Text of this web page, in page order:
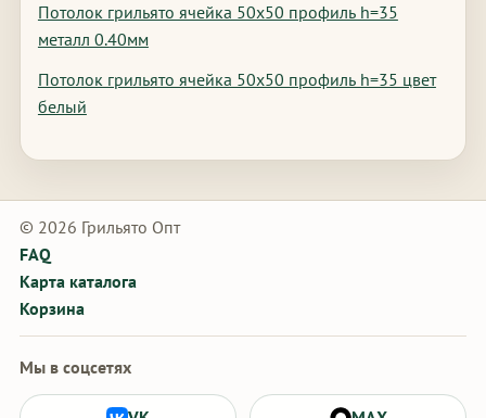
Потолок грильято ячейка 50х50 профиль h=35
металл 0.40мм
Потолок грильято ячейка 50х50 профиль h=35 цвет
белый
© 2026 Грильято Опт
FAQ
Карта каталога
Корзина
Мы в соцсетях